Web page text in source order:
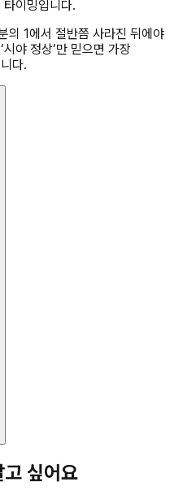
이밍입니다.
의 1에서 절반쯤 사라진 뒤에야
야 정상’만 믿으면 가장
다.
싶어요